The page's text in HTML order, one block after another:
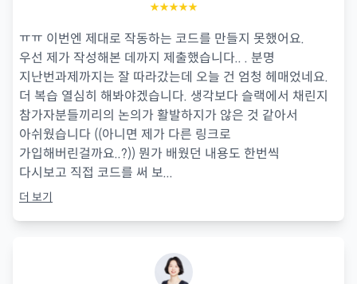
★★★★★
ㅠㅠ 이번엔 제대로 작동하는 코드를 만들지 못했어요.
우선 제가 작성해본 데까지 제출했습니다.. . 분명
지난번과제까지는 잘 따라갔는데 오늘 건 엄청 헤매었네요.
더 복습 열심히 해봐야겠습니다. 생각보다 슬랙에서 채린지
참가자분들끼리의 논의가 활발하지가 않은 것 같아서
아쉬웠습니다 ((아니면 제가 다른 링크로
가입해버린걸까요..?)) 뭔가 배웠던 내용도 한번씩
다시보고 직접 코드를 써 보...
더 보기